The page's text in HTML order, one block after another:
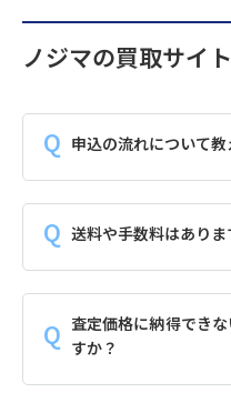
ノジマの買取サイ
申込の流れについて教
送料や手数料はありま
査定価格に納得でき
すか？